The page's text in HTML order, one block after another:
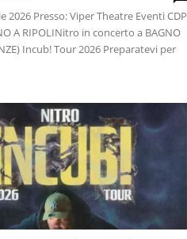
2026 Presso: Viper Theatre Eventi CDP
A RIPOLINitro in concerto a BAGNO
Incub! Tour 2026 Preparatevi per